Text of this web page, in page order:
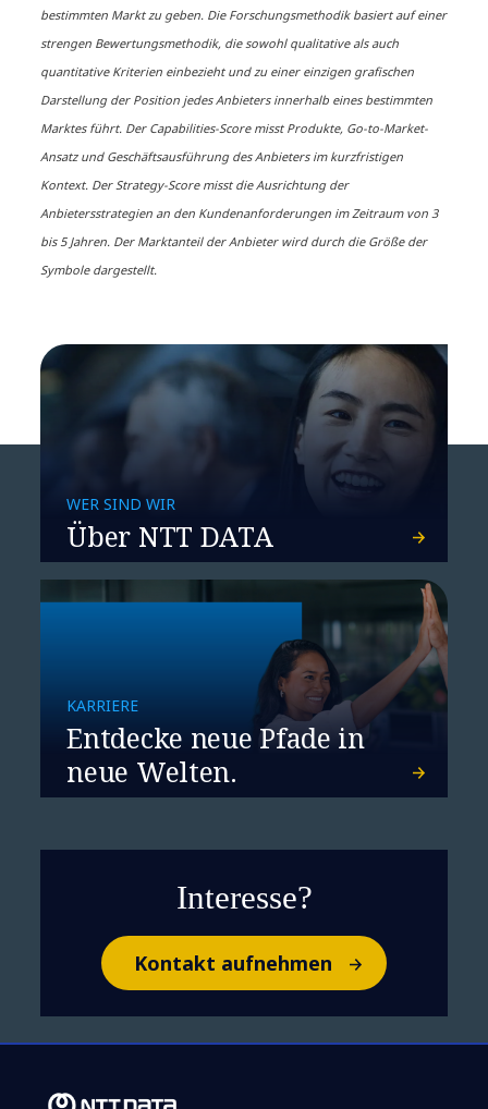
bestimmten Markt zu geben. Die Forschungsmethodik basiert auf einer
strengen Bewertungsmethodik, die sowohl qualitative als auch
quantitative Kriterien einbezieht und zu einer einzigen grafischen
Darstellung der Position jedes Anbieters innerhalb eines bestimmten
Marktes führt. Der Capabilities-Score misst Produkte, Go-to-Market-
Ansatz und Geschäftsausführung des Anbieters im kurzfristigen
Kontext. Der Strategy-Score misst die Ausrichtung der
Anbietersstrategien an den Kundenanforderungen im Zeitraum von 3
bis 5 Jahren. Der Marktanteil der Anbieter wird durch die Größe der
Symbole dargestellt.
WER SIND WIR
Über NTT DATA
KARRIERE
Entdecke neue Pfade in
neue Welten.
Interesse?
Kontakt aufnehmen